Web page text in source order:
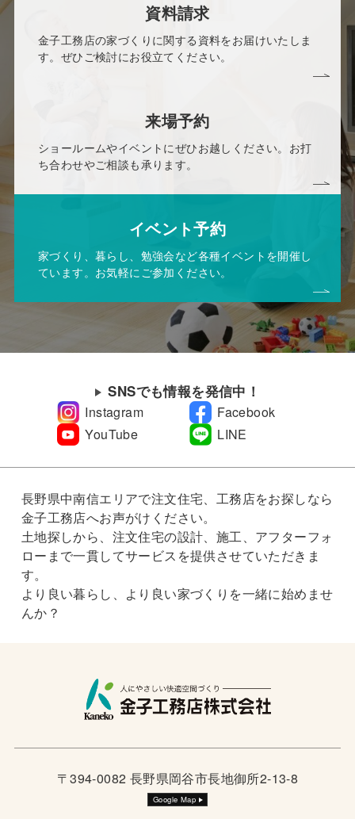
資料請求
金子工務店の家づくりに関する資料をお届けいたしま
す。ぜひご検討にお役立てください。
来場予約
ショールームやイベントにぜひお越しください。お打
ち合わせやご相談も承ります。
イベント予約
家づくり、暮らし、勉強会など各種イベントを開催し
ています。お気軽にご参加ください。
SNSでも情報を発信中！
Instagram
Facebook
YouTube
LINE
長野県中南信エリアで注文住宅、工務店をお探しなら
金子工務店へお声がけください。
土地探しから、注文住宅の設計、施工、アフターフォ
ローまで一貫してサービスを提供させていただきま
す。
より良い暮らし、より良い家づくりを一緒に始めませ
んか？
〒394-0082 長野県岡谷市長地御所2-13-8
Google Map